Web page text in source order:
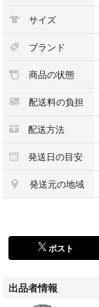
サイズ
ブランド
商品の状態
配送料の負担
配送方法
発送日の目安
発送元の地域
ポスト
出品者情報